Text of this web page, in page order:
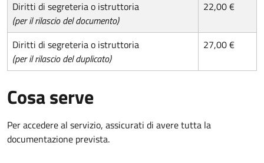
Diritti di segreteria o istruttoria
(per il rilascio del documento)
22,00 €
Diritti di segreteria o istruttoria
(per il rilascio del duplicato)
27,00 €
Cosa serve
Per accedere al servizio, assicurati di avere tutta la
documentazione prevista.